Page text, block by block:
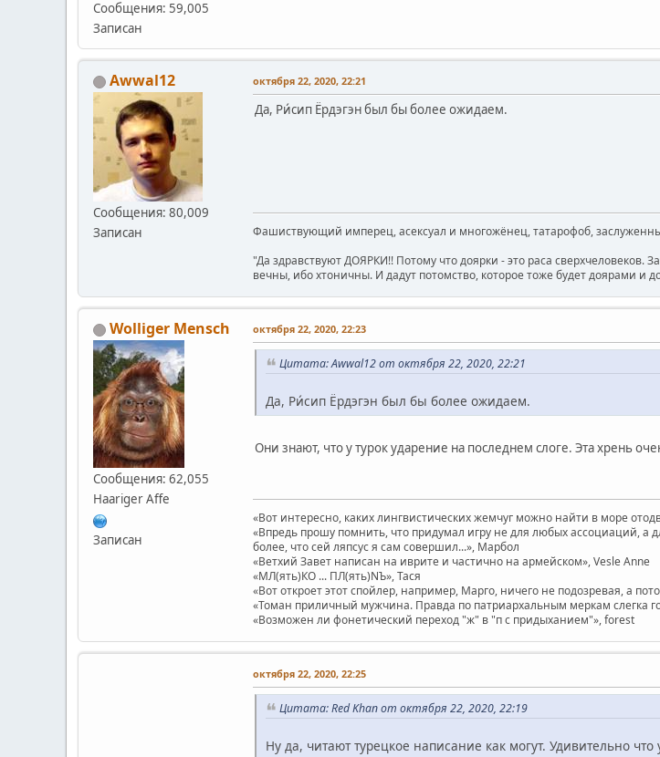
Сообщения: 59,005
Записан
Awwal12
Сообщения: 80,009
Записан
октября 22, 2020, 22:21
Да, Ри́сип Ёрдэгэн был бы более ожидаем.
Фашиствующий имперец, асексуал и многожёнец, татарофоб,
"Да здравствуют ДОЯРКИ!! Потому что доярки - это раса
вечны, ибо хтоничны. И дадут потомство, которое тоже будет доярами и
Wolliger Mensch
Сообщения: 62,055
Haariger Affe
Записан
октября 22, 2020, 22:23
Цитата: Awwal12 от октября 22, 2020, 22:21
Да, Ри́сип Ёрдэгэн был бы более ожидаем.
Они знают, что у турок ударение на последнем слоге. Эта хрень
«Вот интересно, каких лингвистических жемчуг можно найти в море
«Впредь прошу помнить, что придумал игру не для любых ассоциаций, а
более, что сей ляпсус я сам совершил...», Марбол
«Ветхий Завет написан на иврите и частично на армейском», Vesle Anne
«МЛ(ять)КО ... ПЛ(ять)NЪ», Тася
«Вот откроет этот спойлер, например, Марго, ничего не подозревая, а
«Томан приличный мужчина. Правда по патриархальным меркам слегка
«Возможен ли фонетический переход "ж" в "п с придыханием"», forest
октября 22, 2020, 22:25
Цитата: Red Khan от октября 22, 2020, 22:19
Ну да, читают турецкое написание как могут. Удивительно